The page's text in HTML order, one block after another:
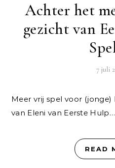
Achter het
gezicht van
7 juli
Meer vrij spel voor (jonge) kinderen: dat is de missie
van Eleni van Eerste Hulp…
READ